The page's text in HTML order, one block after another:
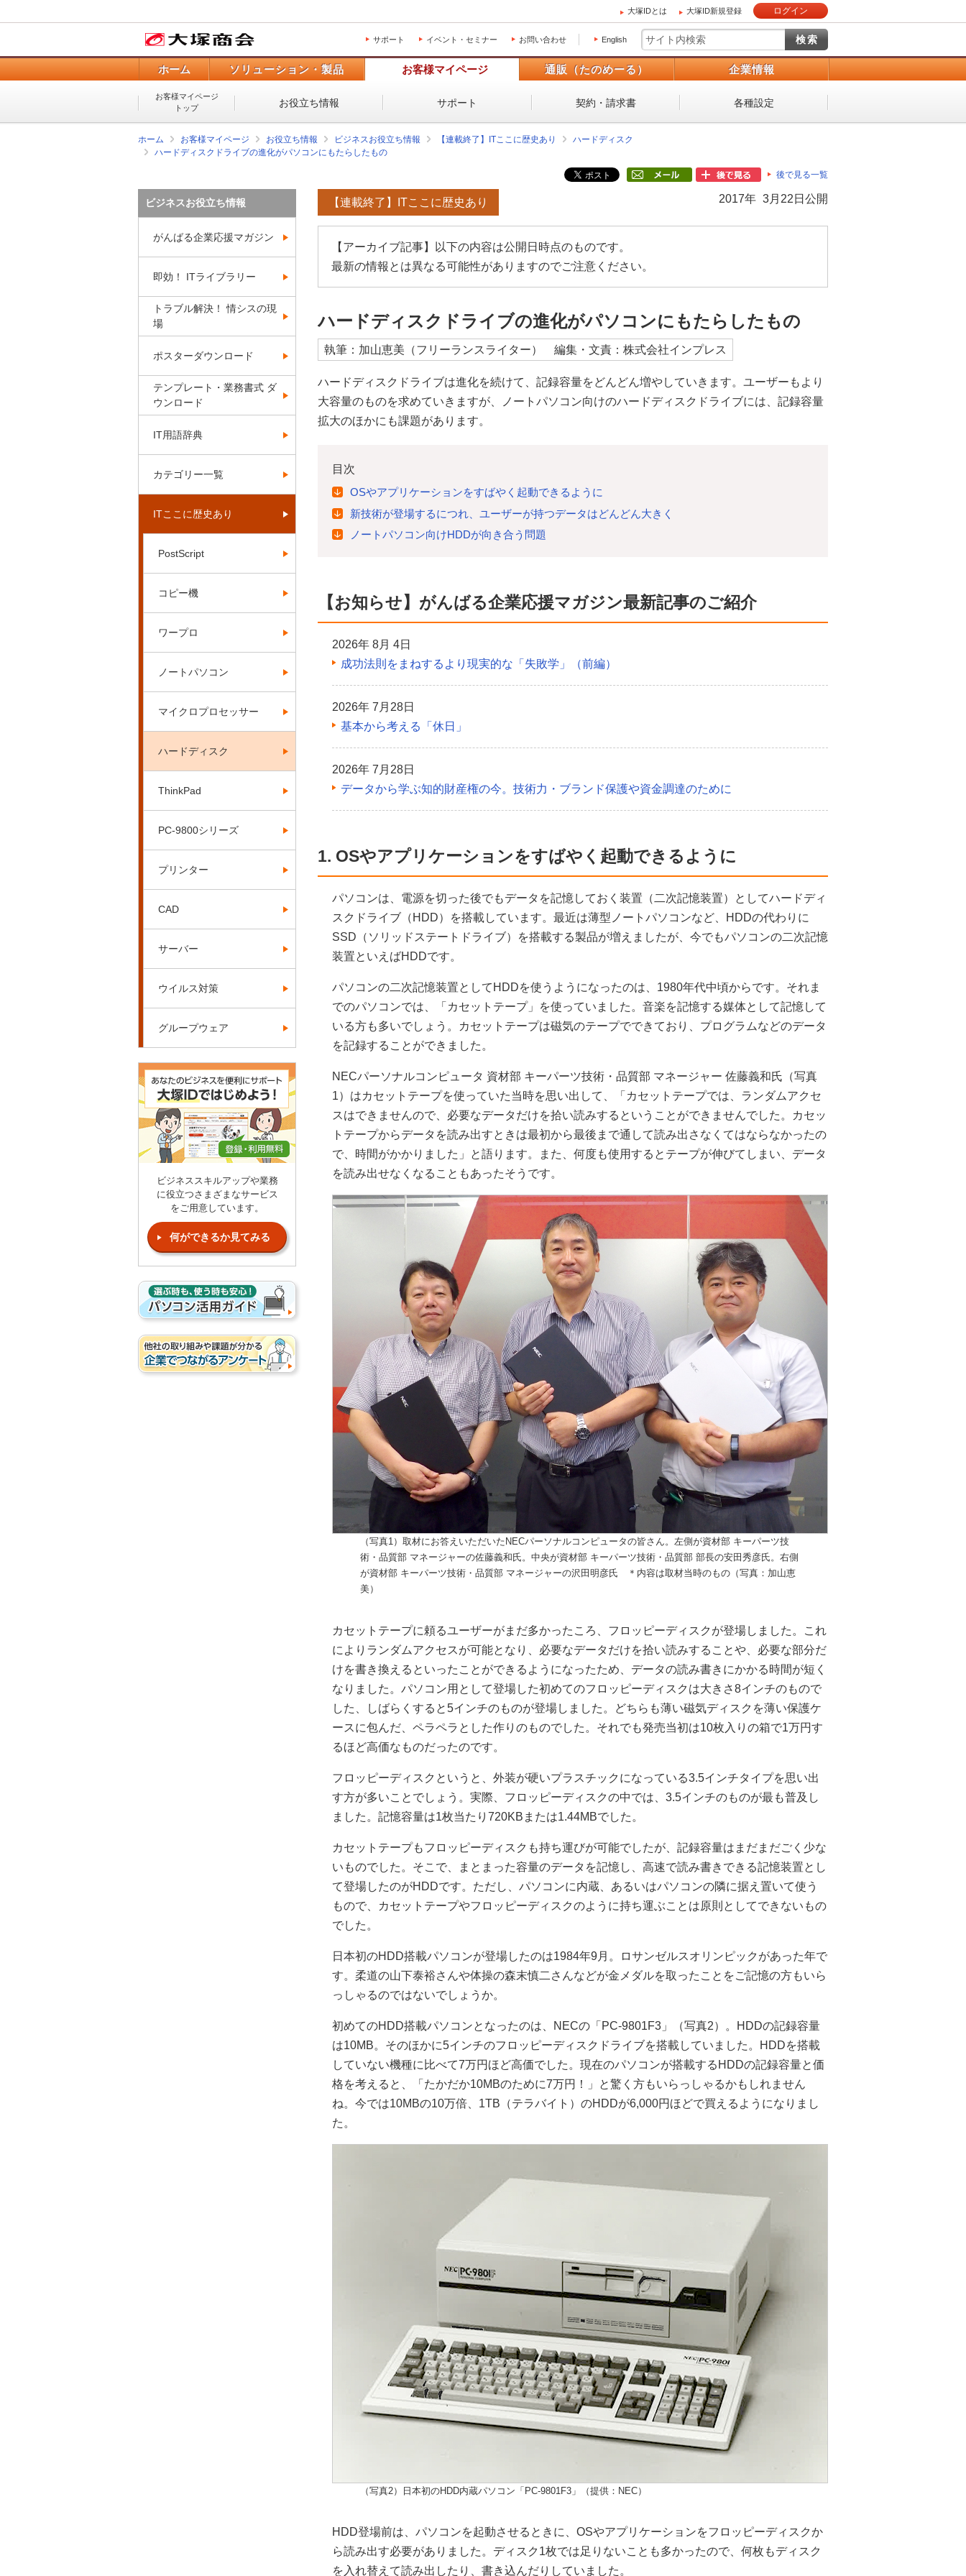
大塚IDとは 大塚ID新規登録 ログイン
サポート イベント・セミナー お問い合わせ English
ホーム ソリューション・製品 お客様マイページ 通販（たのめーる） 企業情報
お客様マイページ
トップ
お役立ち情報 サポート 契約・請求書 各種設定
ホーム お客様マイページ お役立ち情報 ビジネスお役立ち情報 【連載終了】ITここに歴史あり
ハードディスク
ハードディスクドライブの進化がパソコンにもたらしたもの
後で見る一覧
2017年 3月22日公開
【連載終了】ITここに歴史あり
【アーカイブ記事】以下の内容は公開日時点のものです。
最新の情報とは異なる可能性がありますのでご注意ください。
ハードディスクドライブの進化がパソコンにもたらしたもの
執筆：加山恵美（フリーランスライター） 編集・文責：株式会社インプレス
ハードディスクドライブは進化を続けて、記録容量をどんどん増やしていきます。ユーザーもより
大容量のものを求めていきますが、ノートパソコン向けのハードディスクドライブには、記録容量
拡大のほかにも課題があります。
目次
OSやアプリケーションをすばやく起動できるように
新技術が登場するにつれ、ユーザーが持つデータはどんどん大きく
ノートパソコン向けHDDが向き合う問題
【お知らせ】がんばる企業応援マガジン最新記事のご紹介
2026年 8月 4日
成功法則をまねするより現実的な「失敗学」（前編）
2026年 7月28日
基本から考える「休日」
2026年 7月28日
データから学ぶ知的財産権の今。技術力・ブランド保護や資金調達のために
1. OSやアプリケーションをすばやく起動できるように
パソコンは、電源を切った後でもデータを記憶しておく装置（二次記憶装置）としてハードディ
スクドライブ（HDD）を搭載しています。最近は薄型ノートパソコンなど、HDDの代わりに
SSD（ソリッドステートドライブ）を搭載する製品が増えましたが、今でもパソコンの二次記憶
装置といえばHDDです。
パソコンの二次記憶装置としてHDDを使うようになったのは、1980年代中頃からです。それま
でのパソコンでは、「カセットテープ」を使っていました。音楽を記憶する媒体として記憶して
いる方も多いでしょう。カセットテープは磁気のテープでできており、プログラムなどのデータ
を記録することができました。
NECパーソナルコンピュータ 資材部 キーパーツ技術・品質部 マネージャー 佐藤義和氏（写真
1）はカセットテープを使っていた当時を思い出して、「カセットテープでは、ランダムアクセ
スはできませんので、必要なデータだけを拾い読みするということができませんでした。カセッ
トテープからデータを読み出すときは最初から最後まで通して読み出さなくてはならなかったの
で、時間がかかりました」と語ります。また、何度も使用するとテープが伸びてしまい、データ
を読み出せなくなることもあったそうです。
（写真1）取材にお答えいただいたNECパーソナルコンピュータの皆さん。左側が資材部 キーパーツ技
術・品質部 マネージャーの佐藤義和氏。中央が資材部 キーパーツ技術・品質部 部長の安田秀彦氏。右側
が資材部 キーパーツ技術・品質部 マネージャーの沢田明彦氏 ＊内容は取材当時のもの（写真：加山恵
美）
カセットテープに頼るユーザーがまだ多かったころ、フロッピーディスクが登場しました。これ
によりランダムアクセスが可能となり、必要なデータだけを拾い読みすることや、必要な部分だ
けを書き換えるといったことができるようになったため、データの読み書きにかかる時間が短く
なりました。パソコン用として登場した初めてのフロッピーディスクは大きさ8インチのもので
した、しばらくすると5インチのものが登場しました。どちらも薄い磁気ディスクを薄い保護ケ
ースに包んだ、ペラペラとした作りのものでした。それでも発売当初は10枚入りの箱で1万円す
るほど高価なものだったのです。
フロッピーディスクというと、外装が硬いプラスチックになっている3.5インチタイプを思い出
す方が多いことでしょう。実際、フロッピーディスクの中では、3.5インチのものが最も普及し
ました。記憶容量は1枚当たり720KBまたは1.44MBでした。
カセットテープもフロッピーディスクも持ち運びが可能でしたが、記録容量はまだまだごく少な
いものでした。そこで、まとまった容量のデータを記憶し、高速で読み書きできる記憶装置とし
て登場したのがHDDです。ただし、パソコンに内蔵、あるいはパソコンの隣に据え置いて使う
もので、カセットテープやフロッピーディスクのように持ち運ぶことは原則としてできないもの
でした。
日本初のHDD搭載パソコンが登場したのは1984年9月。ロサンゼルスオリンピックがあった年で
す。柔道の山下泰裕さんや体操の森末慎二さんなどが金メダルを取ったことをご記憶の方もいら
っしゃるのではないでしょうか。
初めてのHDD搭載パソコンとなったのは、NECの「PC-9801F3」（写真2）。HDDの記録容量
は10MB。そのほかに5インチのフロッピーディスクドライブを搭載していました。HDDを搭載
していない機種に比べて7万円ほど高価でした。現在のパソコンが搭載するHDDの記録容量と価
格を考えると、「たかだか10MBのために7万円！」と驚く方もいらっしゃるかもしれません
ね。今では10MBの10万倍、1TB（テラバイト）のHDDが6,000円ほどで買えるようになりまし
た。
（写真2）日本初のHDD内蔵パソコン「PC-9801F3」（提供：NEC）
HDD登場前は、パソコンを起動させるときに、OSやアプリケーションをフロッピーディスクか
ら読み出す必要がありました。ディスク1枚では足りないことも多かったので、何枚もディスク
を入れ替えて読み出したり、書き込んだりしていました。
ビジネスお役立ち情報
がんばる企業応援マガジン
即効！ ITライブラリー
トラブル解決！ 情シスの現
場
ポスターダウンロード
テンプレート・業務書式 ダ
ウンロード
IT用語辞典
カテゴリー一覧
ITここに歴史あり
PostScript
コピー機
ワープロ
ノートパソコン
マイクロプロセッサー
ハードディスク
ThinkPad
PC-9800シリーズ
プリンター
CAD
サーバー
ウイルス対策
グループウェア
ビジネススキルアップや業務
に役立つさまざまなサービス
をご用意しています。
何ができるか見てみる